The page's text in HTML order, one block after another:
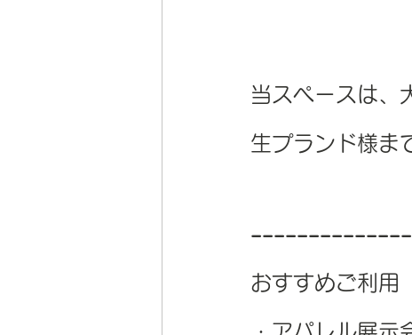
当スペースは、
生プランド様ま
--------------
おすすめご利用